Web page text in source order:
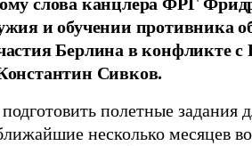
и обучении противника
Берлина в конфликте с
Сивков.
полетные задания
несколько месяцев